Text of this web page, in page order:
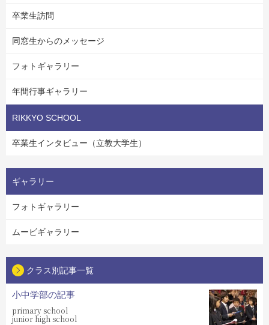
卒業生訪問
同窓生からのメッセージ
フォトギャラリー
年間行事ギャラリー
RIKKYO SCHOOL
卒業生インタビュー（立教大学生）
ギャラリー
フォトギャラリー
ムービギャラリー
クラス別記事一覧
小中学部の記事
primary school
junior high school